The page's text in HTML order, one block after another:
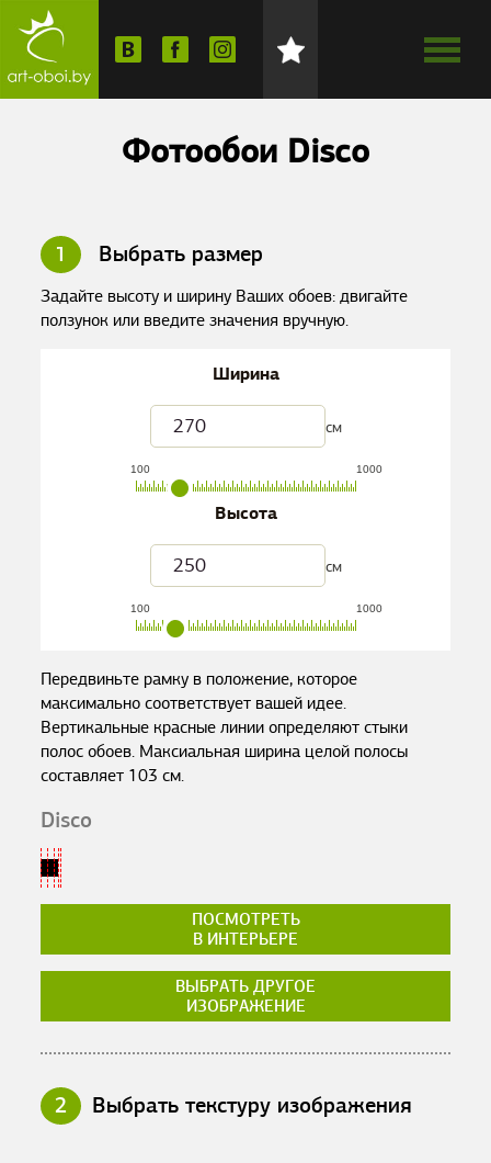
Фотообои Disco
1 Выбрать размер
Задайте высоту и ширину Ваших обоев: двигайте
ползунок или введите значения вручную.
Ширина
см
100 1000
Высота
см
100 1000
Передвиньте рамку в положение, которое
максимально соответствует вашей идее.
Вертикальные красные линии определяют стыки
полос обоев. Максиальная ширина целой полосы
составляет 103 см.
Disco
ПОСМОТРЕТЬ
В ИНТЕРЬЕРЕ
ВЫБРАТЬ ДРУГОЕ
ИЗОБРАЖЕНИЕ
2 Выбрать текстуру изображения